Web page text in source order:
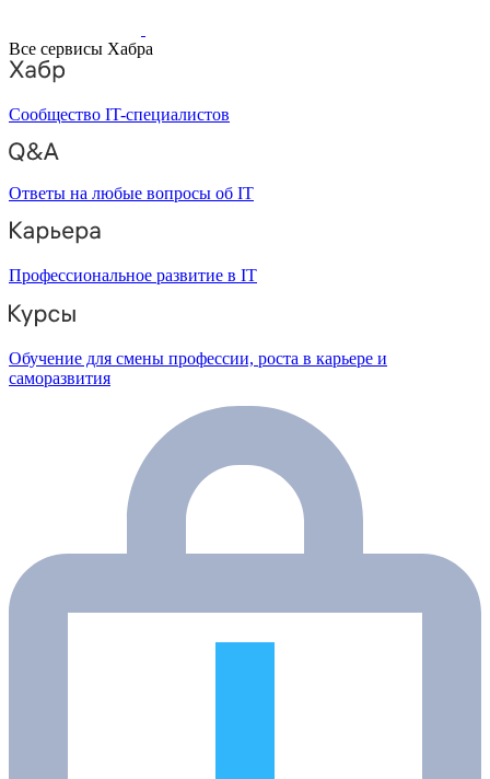
Все сервисы Хабра
Сообщество IT-специалистов
Ответы на любые вопросы об IT
Профессиональное развитие в IT
Обучение для смены профессии, роста в карьере и
саморазвития